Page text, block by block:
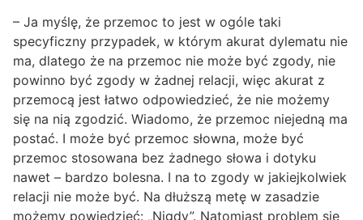
– Ja myślę, że przemoc to jest w ogóle taki
specyficzny przypadek, w którym akurat dylematu nie
ma, dlatego że na przemoc nie może być zgody, nie
powinno być zgody w żadnej relacji, więc akurat z
przemocą jest łatwo odpowiedzieć, że nie możemy
się na nią zgodzić. Wiadomo, że przemoc niejedną ma
postać. I może być przemoc słowna, może być
przemoc stosowana bez żadnego słowa i dotyku
nawet – bardzo bolesna. I na to zgody w jakiejkolwiek
relacji nie może być. Na dłuższą metę w zasadzie
możemy powiedzieć: „Nigdy”. Natomiast problem się